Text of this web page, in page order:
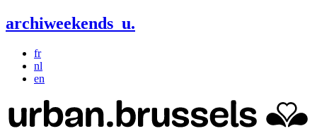
archiweekends u.
fr
nl
en